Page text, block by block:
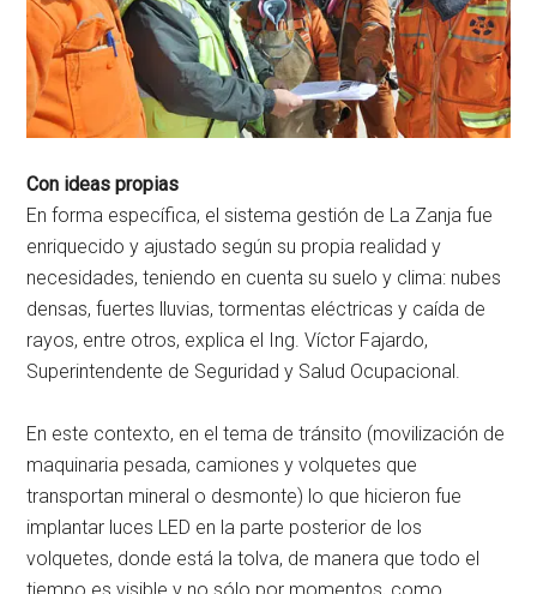
Con ideas propias
En forma específica, el sistema gestión de La Zanja fue
enriquecido y ajustado según su propia realidad y
necesidades, teniendo en cuenta su suelo y clima: nubes
densas, fuertes lluvias, tormentas eléctricas y caída de
rayos, entre otros, explica el Ing. Víctor Fajardo,
Superintendente de Seguridad y Salud Ocupacional.
En este contexto, en el tema de tránsito (movilización de
maquinaria pesada, camiones y volquetes que
transportan mineral o desmonte) lo que hicieron fue
implantar luces LED en la parte posterior de los
volquetes, donde está la tolva, de manera que todo el